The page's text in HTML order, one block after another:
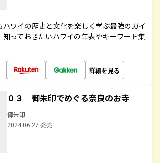
ハワイの歴史と文化を楽しく学ぶ最強のガイ
知っておきたいハワイの年表やキーワード集
詳細を見る
０３ 御朱印でめぐる奈良のお寺
御朱印
2024.06.27 発売